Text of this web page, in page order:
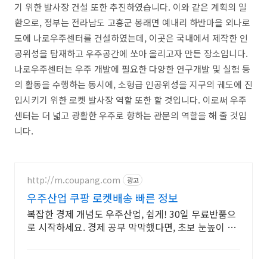
기 위한 발사장 건설 또한 추진하였습니다. 이와 같은 계획의 일
환으로, 정부는 전라남도 고흥군 봉래면 예내리 하반마을 외나로
도에 나로우주센터를 건설하였는데, 이곳은 국내에서 제작한 인
공위성을 탐재하고 우주공간에 쏘아 올리고자 만든 장소입니다.
나로우주센터는 우주 개발에 필요한 다양한 연구개발 및 실험 등
의 활동을 수행하는 동시에, 소형급 인공위성을 지구의 궤도에 진
입시키기 위한 로켓 발사장 역할 또한 할 것입니다. 이로써 우주
센터는 더 넓고 광활한 우주로 향하는 관문의 역할을 해 줄 것입
니다.
http://m.coupang.com 광고
우주산업 쿠팡 로켓배송 빠른 정보
복잡한 경제 개념도 우주산업, 쉽게! 30일 무료반품으
로 시작하세요. 경제 공부 막막했다면, 초보 눈높이 책